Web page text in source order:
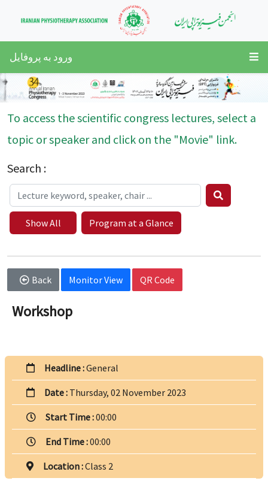
ورود به پروفایل
To access the scientific congress lectures, select a
topic or speaker and click on the "Movie" link.
Search :
Show All Program at a Glance
Back Monitor View QR Code
Workshop
Headline :General
Date : Thursday, 02 November 2023
Start Time :00:00
End Time :00:00
Location :Class 2